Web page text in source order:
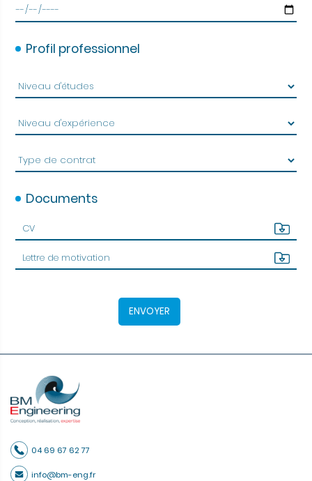
Profil professionnel
Documents
CV
Lettre de motivation
04 69 67 62 77
info@bm-eng.fr